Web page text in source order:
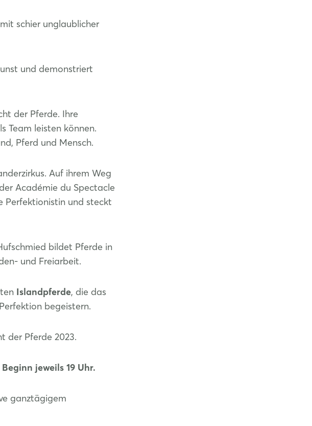
schier unglaublicher
und demonstriert
der Pferde. Ihre
Team leisten können.
Pferd und Mensch.
Auf ihrem Weg
Académie du Spectacle
Perfektionistin und steckt
bildet Pferde in
und Freiarbeit.
Islandpferde, die das
begeistern.
der Pferde 2023.
jeweils 19 Uhr.
ganztägigem